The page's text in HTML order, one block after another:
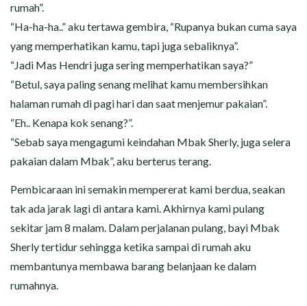
rumah”.
“Ha-ha-ha..” aku tertawa gembira, “Rupanya bukan cuma saya
yang memperhatikan kamu, tapi juga sebaliknya”.
“Jadi Mas Hendri juga sering memperhatikan saya?”
“Betul, saya paling senang melihat kamu membersihkan
halaman rumah di pagi hari dan saat menjemur pakaian”.
“Eh.. Kenapa kok senang?”.
“Sebab saya mengagumi keindahan Mbak Sherly, juga selera
pakaian dalam Mbak”, aku berterus terang.
Pembicaraan ini semakin mempererat kami berdua, seakan
tak ada jarak lagi di antara kami. Akhirnya kami pulang
sekitar jam 8 malam. Dalam perjalanan pulang, bayi Mbak
Sherly tertidur sehingga ketika sampai di rumah aku
membantunya membawa barang belanjaan ke dalam
rumahnya.